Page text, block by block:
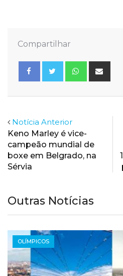
Compartilhar
Whatsapp
Notícia Anterior
Keno Marley é vice-
campeão mundial de
boxe em Belgrado, na
Sérvia
Outras Notícias
OLÍMPICOS